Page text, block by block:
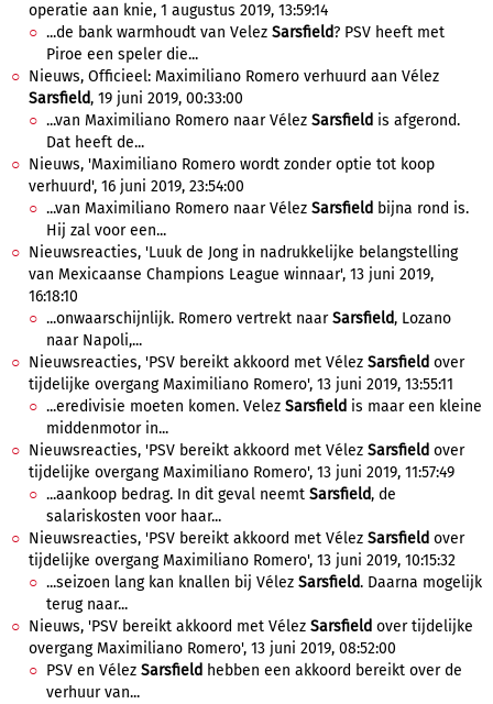
operatie aan knie, 1 augustus 2019, 13:59:14
...de bank warmhoudt van Velez Sarsfield? PSV heeft met
Piroe een speler die...
Nieuws, Officieel: Maximiliano Romero verhuurd aan Vélez
Sarsfield, 19 juni 2019, 00:33:00
...van Maximiliano Romero naar Vélez Sarsfield is afgerond.
Dat heeft de...
Nieuws, 'Maximiliano Romero wordt zonder optie tot koop
verhuurd', 16 juni 2019, 23:54:00
...van Maximiliano Romero naar Vélez Sarsfield bijna rond is.
Hij zal voor een...
Nieuwsreacties, 'Luuk de Jong in nadrukkelijke belangstelling
van Mexicaanse Champions League winnaar', 13 juni 2019,
16:18:10
...onwaarschijnlijk. Romero vertrekt naarSarsfield, Lozano
naar Napoli,...
Nieuwsreacties, 'PSV bereikt akkoord met Vélez Sarsfield over
tijdelijke overgang Maximiliano Romero', 13 juni 2019, 13:55:11
...eredivisie moeten komen. Velez Sarsfield is maar een kleine
middenmotor in...
Nieuwsreacties, 'PSV bereikt akkoord met Vélez Sarsfield over
tijdelijke overgang Maximiliano Romero', 13 juni 2019, 11:57:49
...aankoop bedrag. In dit geval neemt Sarsfield, de
salariskosten voor haar...
Nieuwsreacties, 'PSV bereikt akkoord met Vélez Sarsfield over
tijdelijke overgang Maximiliano Romero', 13 juni 2019, 10:15:32
...seizoen lang kan knallen bij Vélez Sarsfield. Daarna mogelijk
terug naar...
Nieuws, 'PSV bereikt akkoord met Vélez Sarsfield over tijdelijke
overgang Maximiliano Romero', 13 juni 2019, 08:52:00
PSV en Vélez Sarsfield hebben een akkoord bereikt over de
verhuur van...